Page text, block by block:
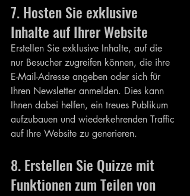
7. Hosten Sie exklusive
Inhalte auf Ihrer Website
Erstellen Sie exklusive Inhalte, auf die
nur Besucher zugreifen können, die ihre
E-Mail-Adresse angeben oder sich für
Ihren Newsletter anmelden. Dies kann
Ihnen dabei helfen, ein treues Publikum
aufzubauen und wiederkehrenden Traffic
auf Ihre Website zu generieren.
8. Erstellen Sie Quizze mit
Funktionen zum Teilen von